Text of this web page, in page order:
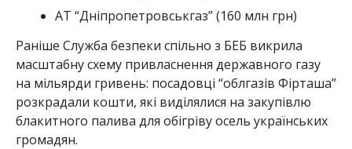
АТ “Дніпропетровськгаз” (160 млн грн)
Раніше Служба безпеки спільно з БЕБ викрила
масштабну схему привласнення державного газу
на мільярди гривень: посадовці “облгазів Фірташа”
розкрадали кошти, які виділялися на закупівлю
блакитного палива для обігріву осель українських
громадян.